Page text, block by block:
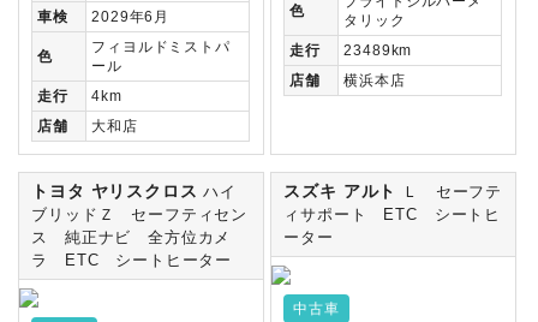
車検 2029年6月
色
フィヨルドミストパ
ール
走行
4km
店舗
大和店
色
タリック
走行
23489km
店舗
横浜本店
トヨタ ヤリスクロスハイ
ブリッドＺ セーフティセン
ス 純正ナビ 全方位カメ
ラ ETC シートヒーター
スズキ アルト
Ｌ セーフテ
ィサポート ETC シートヒ
ーター
中古車